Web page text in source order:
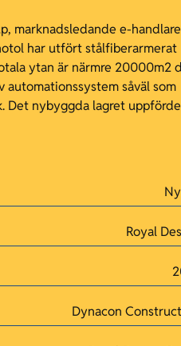
marknadsledande e-handlare
har utfört stålfiberarmerat
ytan är närmre 20000m2
automationssystem såväl som
Det nybyggda lagret
Royal
Dynacon